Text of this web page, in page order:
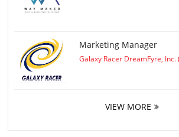
Marketing Manager
Galaxy Racer DreamFyre, Inc.
VIEW MORE